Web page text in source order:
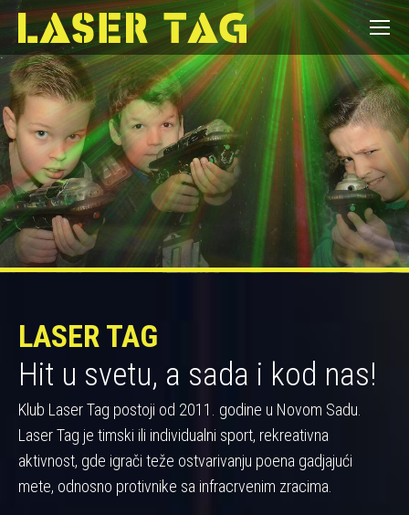
LASER TAG
Hit u svetu, a sada i kod nas!
Klub Laser Tag postoji od 2011. godine u Novom Sadu.
Laser Tag je timski ili individualni sport, rekreativna
aktivnost, gde igrači teže ostvarivanju poena gadjajući
mete, odnosno protivnike sa infracrvenim zracima.